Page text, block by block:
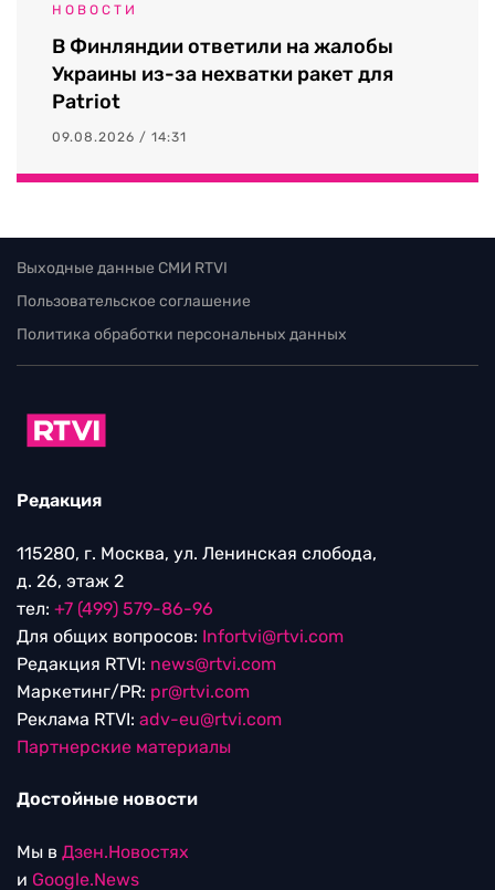
НОВОСТИ
В Финляндии ответили на жалобы
Украины из-за нехватки ракет для
Patriot
09.08.2026 / 14:31
Выходные данные СМИ RTVI
Пользовательское соглашение
Политика обработки персональных данных
Редакция
115280, г. Москва, ул. Ленинская слобода,
д. 26, этаж 2
тел: +7 (499) 579-86-96
Для общих вопросов: Infortvi@rtvi.com
Редакция RTVI: news@rtvi.com
Маркетинг/PR: pr@rtvi.com
Реклама RTVI: adv-eu@rtvi.com
Партнерские материалы
Достойные новости
Мы в Дзен.Новостях
и Google.News